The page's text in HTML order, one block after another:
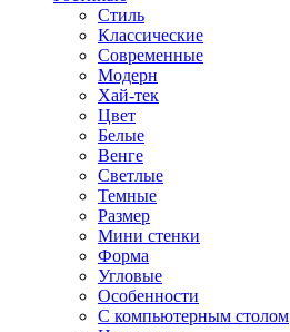
Стиль
Классические
Современные
Модерн
Хай-тек
Цвет
Белые
Венге
Светлые
Темные
Размер
Мини стенки
Форма
Угловые
Особенности
С компьютерным столом